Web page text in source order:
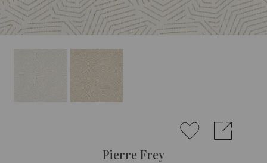
Pierre Frey